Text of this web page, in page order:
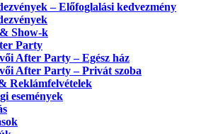
– Előfoglalási kedvezmény
Show-k
Party
After Party – Egész ház
After Party – Privát szoba
Reklámfelvételek
események